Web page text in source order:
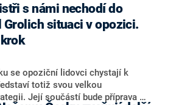
s námi nechodí do
Grolich situaci v opozici.
se opoziční lidovci chystají k
totiž svou velkou
Její součástí bude příprava na